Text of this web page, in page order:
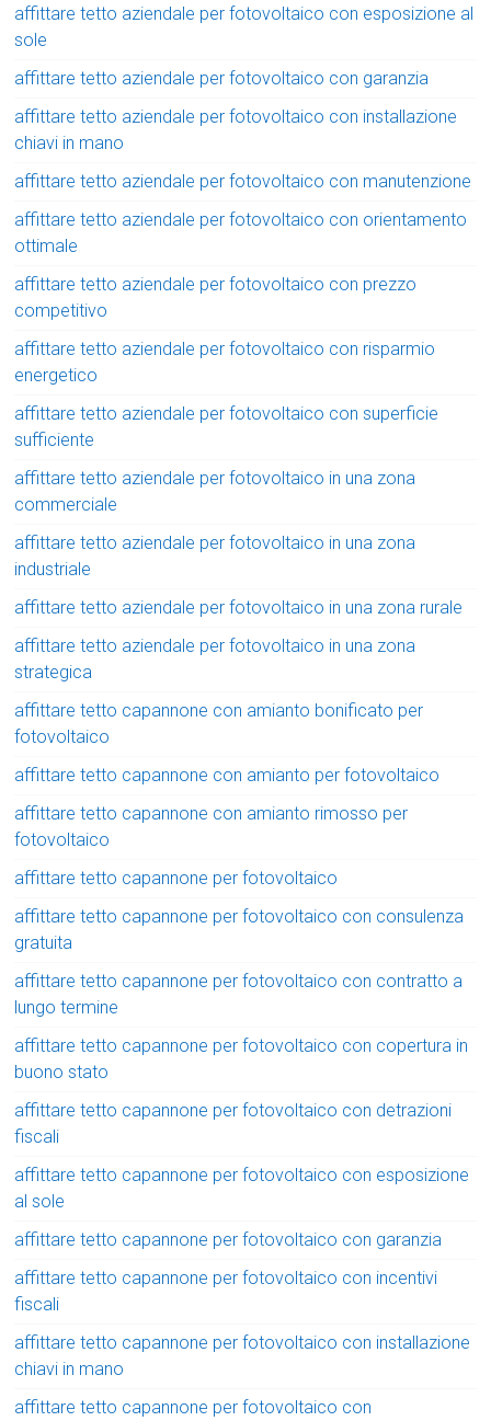
affittare tetto aziendale per fotovoltaico con esposizione al
sole
affittare tetto aziendale per fotovoltaico con garanzia
affittare tetto aziendale per fotovoltaico con installazione
chiavi in mano
affittare tetto aziendale per fotovoltaico con manutenzione
affittare tetto aziendale per fotovoltaico con orientamento
ottimale
affittare tetto aziendale per fotovoltaico con prezzo
competitivo
affittare tetto aziendale per fotovoltaico con risparmio
energetico
affittare tetto aziendale per fotovoltaico con superficie
sufficiente
affittare tetto aziendale per fotovoltaico in una zona
commerciale
affittare tetto aziendale per fotovoltaico in una zona
industriale
affittare tetto aziendale per fotovoltaico in una zona rurale
affittare tetto aziendale per fotovoltaico in una zona
strategica
affittare tetto capannone con amianto bonificato per
fotovoltaico
affittare tetto capannone con amianto per fotovoltaico
affittare tetto capannone con amianto rimosso per
fotovoltaico
affittare tetto capannone per fotovoltaico
affittare tetto capannone per fotovoltaico con consulenza
gratuita
affittare tetto capannone per fotovoltaico con contratto a
lungo termine
affittare tetto capannone per fotovoltaico con copertura in
buono stato
affittare tetto capannone per fotovoltaico con detrazioni
fiscali
affittare tetto capannone per fotovoltaico con esposizione
al sole
affittare tetto capannone per fotovoltaico con garanzia
affittare tetto capannone per fotovoltaico con incentivi
fiscali
affittare tetto capannone per fotovoltaico con installazione
chiavi in mano
affittare tetto capannone per fotovoltaico con